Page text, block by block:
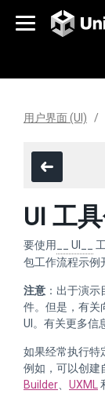
用户界面 (UI)
UI 工
要使用 __ UI__
包工作流程示例
注意 ：出于演
件。但是，有关
UI。有关更多信
如果经常执行特
例如，可以创建
Builder
UXML